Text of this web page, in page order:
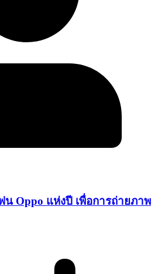
Oppo แห่งปี เพื่อการถ่ายภาพ